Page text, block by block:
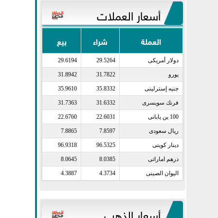
أسعار العملات
العملة شراء بيع
دولار أمريكى​ 29.5264
29.6194
يورو​ 31.7822
31.8942
جنيه إسترلينى​ 35.8332
35.9610
فرنك سويسرى​ 31.6332
31.7363
100 ين يابانى​ 22.6031
22.6760
ريال سعودى​ 7.8597
7.8865
دينار كويتى​ 96.5325
96.9318
درهم اماراتى​ 8.0385
8.0645
اليوان الصينى​ 4.3734
4.3887
أسعار الذهب